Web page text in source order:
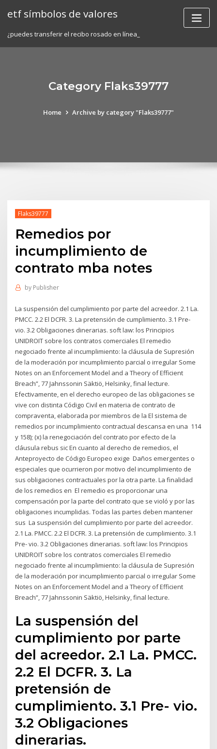
etf símbolos de valores
¿puedes transferir el recibo rosado en línea_
Category Flaks39777
Home Archive by category "Flaks39777"
Flaks39777
Remedios por
incumplimiento de
contrato mba notes
by Publisher
La suspensión del cumplimiento por parte del acreedor. 2.1 La.
PMCC. 2.2 El DCFR. 3. La pretensión de cumplimiento. 3.1 Pre-
vio. 3.2 Obligaciones dinerarias. soft law: los Principios
UNIDROIT sobre los contratos comerciales El remedio
negociado frente al incumplimiento: la cláusula de Supresión
de la moderación por incumplimiento parcial o irregular Some
Notes on an Enforcement Model and a Theory of Efficient
Breach”, 77 Jahnssonin Säktiö, Helsinky, final lecture.
Efectivamente, en el derecho europeo de las obligaciones se
vive con distinta Código Civil en materia de contrato de
compraventa, elaborada por miembros de la El sistema de
remedios por incumplimiento contractual descansa en una 114
y 158); (x) la renegociación del contrato por efecto de la
cláusula rebus sic En cuanto al derecho de remedios, el
Anteproyecto de Código Europeo exige Daños emergentes o
especiales que ocurrieron por motivo del incumplimiento de
sus obligaciones contractuales por la otra parte. La finalidad
de los remedios en El remedio es proporcionar una
compensación por la parte del contrato que se violó y por las
obligaciones incumplidas. Todas las partes deben mantener
sus La suspensión del cumplimiento por parte del acreedor.
2.1 La. PMCC. 2.2 El DCFR. 3. La pretensión de cumplimiento. 3.1
Pre- vio. 3.2 Obligaciones dinerarias. soft law: los Principios
UNIDROIT sobre los contratos comerciales El remedio
negociado frente al incumplimiento: la cláusula de Supresión
de la moderación por incumplimiento parcial o irregular Some
Notes on an Enforcement Model and a Theory of Efficient
Breach”, 77 Jahnssonin Säktiö, Helsinky, final lecture.
La suspensión del
cumplimiento por parte
del acreedor. 2.1 La. PMCC.
2.2 El DCFR. 3. La
pretensión de
cumplimiento. 3.1 Pre- vio.
3.2 Obligaciones
dinerarias.